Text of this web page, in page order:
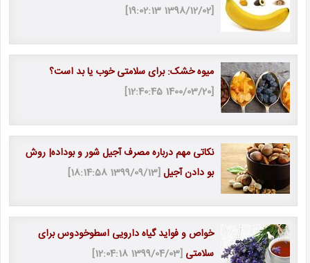
[1398/12/02 19:02:13]
میوه خشک: برای سلامتی خوب یا بد است؟
[1400/03/20 12:40:45]
نکاتی مهم درباره مصرف آجیل شور و بوداده| روش
بو دادن آجیل[1399/09/13 18:14:58]
خواص و فواید گیاه دارویی اسطوخودوس برای
سلامتی [1399/04/03 12:04:18]